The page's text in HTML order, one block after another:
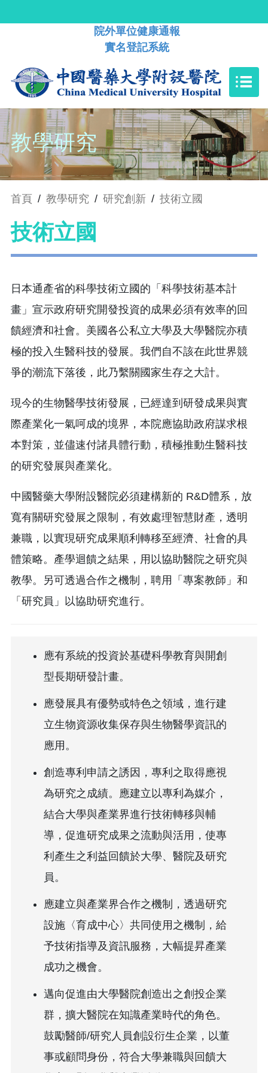
院外單位健康通報
實名登記系統
教學研究
首頁 / 教學研究 / 研究創新 / 技術立國
技術立國
日本通產省的科學技術立國的「科學技術基本計
畫」宣示政府研究開發投資的成果必須有效率的回
饋經濟和社會。美國各公私立大學及大學醫院亦積
極的投入生醫科技的發展。我們自不該在此世界競
爭的潮流下落後，此乃繫關國家生存之大計。
現今的生物醫學技術發展，已經達到研發成果與實
際產業化一氣呵成的境界，本院應協助政府謀求根
本對策，並儘速付諸具體行動，積極推動生醫科技
的研究發展與產業化。
中國醫藥大學附設醫院必須建構新的 R&D體系，放
寬有關研究發展之限制，有效處理智慧財產，透明
兼職，以實現研究成果順利轉移至經濟、社會的具
體策略。產學迴饋之結果，用以協助醫院之研究與
教學。另可透過合作之機制，聘用「專案教師」和
「研究員」以協助研究進行。
應有系統的投資於基礎科學教育與開創
型長期研發計畫。
應發展具有優勢或特色之領域，進行建
立生物資源收集保存與生物醫學資訊的
應用。
創造專利申請之誘因，專利之取得應視
為研究之成績。應建立以專利為媒介，
結合大學與產業界進行技術轉移與輔
導，促進研究成果之流動與活用，使專
利產生之利益回饋於大學、醫院及研究
員。
應建立與產業界合作之機制，透過研究
設施〈育成中心〉共同使用之機制，給
予技術指導及資訊服務，大幅提昇產業
成功之機會。
邁向促進由大學醫院創造出之創投企業
群，擴大醫院在知識產業時代的角色。
鼓勵醫師/研究人員創設衍生企業，以董
事或顧問身份，符合大學兼職與回饋大